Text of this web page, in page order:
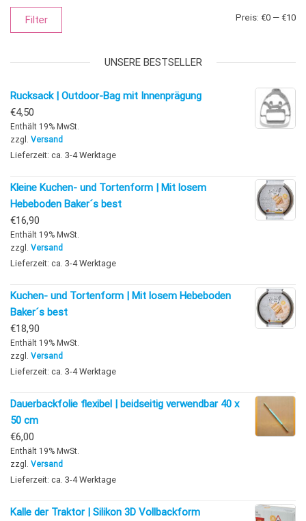
Filter Preis: €0 — €10
UNSERE BESTSELLER
Rucksack | Outdoor-Bag mit Innenprägung
€4,50
Enthält 19% MwSt.
zzgl. Versand
Lieferzeit: ca. 3-4 Werktage
Kleine Kuchen- und Tortenform | Mit losem
Hebeboden Baker´s best
€16,90
Enthält 19% MwSt.
zzgl. Versand
Lieferzeit: ca. 3-4 Werktage
Kuchen- und Tortenform | Mit losem Hebeboden
Baker´s best
€18,90
Enthält 19% MwSt.
zzgl. Versand
Lieferzeit: ca. 3-4 Werktage
Dauerbackfolie flexibel | beidseitig verwendbar 40 x
50 cm
€6,00
Enthält 19% MwSt.
zzgl. Versand
Lieferzeit: ca. 3-4 Werktage
Kalle der Traktor | Silikon 3D Vollbackform